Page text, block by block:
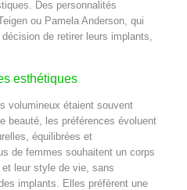
Des personnalités
ou Pamela Anderson, qui
de retirer leurs implants,
esthétiques
volumineux étaient souvent
beauté, les préférences évoluent
équilibrées et
de femmes souhaitent un corps
leur style de vie, sans
implants. Elles préfèrent une